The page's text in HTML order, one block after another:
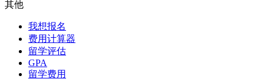
其他
我想报名
费用计算器
留学评估
GPA
留学费用